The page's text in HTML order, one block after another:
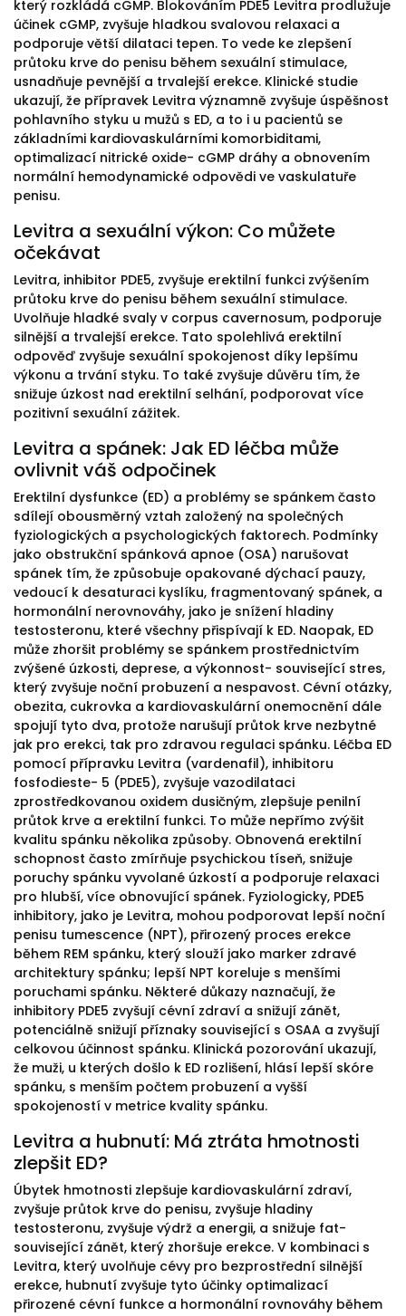
který rozkládá cGMP. Blokováním PDE5 Levitra prodlužuje
účinek cGMP, zvyšuje hladkou svalovou relaxaci a
podporuje větší dilataci tepen. To vede ke zlepšení
průtoku krve do penisu během sexuální stimulace,
usnadňuje pevnější a trvalejší erekce. Klinické studie
ukazují, že přípravek Levitra významně zvyšuje úspěšnost
pohlavního styku u mužů s ED, a to i u pacientů se
základními kardiovaskulárními komorbiditami,
optimalizací nitrické oxide- cGMP dráhy a obnovením
normální hemodynamické odpovědi ve vaskulatuře
penisu.
Levitra a sexuální výkon: Co můžete
očekávat
Levitra, inhibitor PDE5, zvyšuje erektilní funkci zvýšením
průtoku krve do penisu během sexuální stimulace.
Uvolňuje hladké svaly v corpus cavernosum, podporuje
silnější a trvalejší erekce. Tato spolehlivá erektilní
odpověď zvyšuje sexuální spokojenost díky lepšímu
výkonu a trvání styku. To také zvyšuje důvěru tím, že
snižuje úzkost nad erektilní selhání, podporovat více
pozitivní sexuální zážitek.
Levitra a spánek: Jak ED léčba může
ovlivnit váš odpočinek
Erektilní dysfunkce (ED) a problémy se spánkem často
sdílejí obousměrný vztah založený na společných
fyziologických a psychologických faktorech. Podmínky
jako obstrukční spánková apnoe (OSA) narušovat
spánek tím, že způsobuje opakované dýchací pauzy,
vedoucí k desaturaci kyslíku, fragmentovaný spánek, a
hormonální nerovnováhy, jako je snížení hladiny
testosteronu, které všechny přispívají k ED. Naopak, ED
může zhoršit problémy se spánkem prostřednictvím
zvýšené úzkosti, deprese, a výkonnost- související stres,
který zvyšuje noční probuzení a nespavost. Cévní otázky,
obezita, cukrovka a kardiovaskulární onemocnění dále
spojují tyto dva, protože narušují průtok krve nezbytné
jak pro erekci, tak pro zdravou regulaci spánku. Léčba ED
pomocí přípravku Levitra (vardenafil), inhibitoru
fosfodieste- 5 (PDE5), zvyšuje vazodilataci
zprostředkovanou oxidem dusičným, zlepšuje penilní
průtok krve a erektilní funkci. To může nepřímo zvýšit
kvalitu spánku několika způsoby. Obnovená erektilní
schopnost často zmírňuje psychickou tíseň, snižuje
poruchy spánku vyvolané úzkostí a podporuje relaxaci
pro hlubší, více obnovující spánek. Fyziologicky, PDE5
inhibitory, jako je Levitra, mohou podporovat lepší noční
penisu tumescence (NPT), přirozený proces erekce
během REM spánku, který slouží jako marker zdravé
architektury spánku; lepší NPT koreluje s menšími
poruchami spánku. Některé důkazy naznačují, že
inhibitory PDE5 zvyšují cévní zdraví a snižují zánět,
potenciálně snižují příznaky související s OSAA a zvyšují
celkovou účinnost spánku. Klinická pozorování ukazují,
že muži, u kterých došlo k ED rozlišení, hlásí lepší skóre
spánku, s menším počtem probuzení a vyšší
spokojeností v metrice kvality spánku.
Levitra a hubnutí: Má ztráta hmotnosti
zlepšit ED?
Úbytek hmotnosti zlepšuje kardiovaskulární zdraví,
zvyšuje průtok krve do penisu, zvyšuje hladiny
testosteronu, zvyšuje výdrž a energii, a snižuje fat-
související zánět, který zhoršuje erekce. V kombinaci s
Levitra, který uvolňuje cévy pro bezprostřední silnější
erekce, hubnutí zvyšuje tyto účinky optimalizací
přirozené cévní funkce a hormonální rovnováhy během